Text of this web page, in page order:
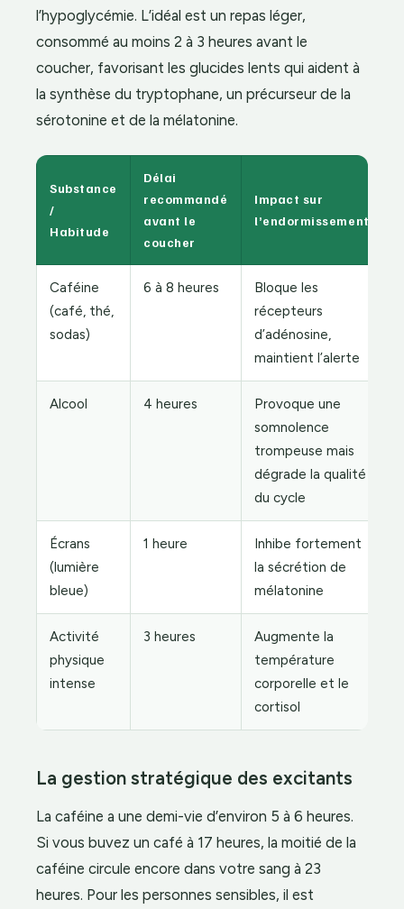
l’hypoglycémie. L’idéal est un repas léger,
consommé au moins 2 à 3 heures avant le
coucher, favorisant les glucides lents qui aident à
la synthèse du tryptophane, un précurseur de la
sérotonine et de la mélatonine.
Substance
/
Habitude
Délai
recommandé
avant le
coucher
Impact sur
l’endormissement
Caféine
(café, thé,
sodas)
6 à 8 heures
Bloque les
récepteurs
d’adénosine,
maintient l’alerte
Alcool 4 heures
Provoque une
somnolence
trompeuse mais
dégrade la qualité
du cycle
Écrans
(lumière
bleue)
1 heure
Inhibe fortement
la sécrétion de
mélatonine
Activité
physique
intense
3 heures
Augmente la
température
corporelle et le
cortisol
La gestion stratégique des excitants
La caféine a une demi-vie d’environ 5 à 6 heures.
Si vous buvez un café à 17 heures, la moitié de la
caféine circule encore dans votre sang à 23
heures. Pour les personnes sensibles, il est